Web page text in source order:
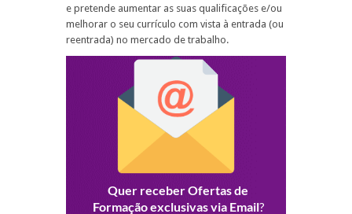
e pretende aumentar as suas qualificações e/ou
melhorar o seu currículo com vista à entrada (ou
reentrada) no mercado de trabalho.